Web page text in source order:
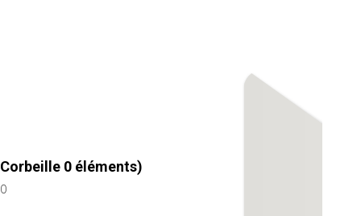
Corbeille 0 éléments)
0